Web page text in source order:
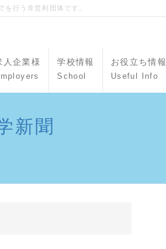
行う非営利団体です。
人企業様 学校情報
School
お役立ち情報
Useful Info
新聞